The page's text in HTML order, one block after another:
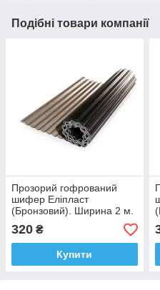
Подібні товари компанії
Прозорий гофрований
шифер Еліпласт
(Бронзовий). Ширина 2 м.
Розкрий!
320 ₴
Купити